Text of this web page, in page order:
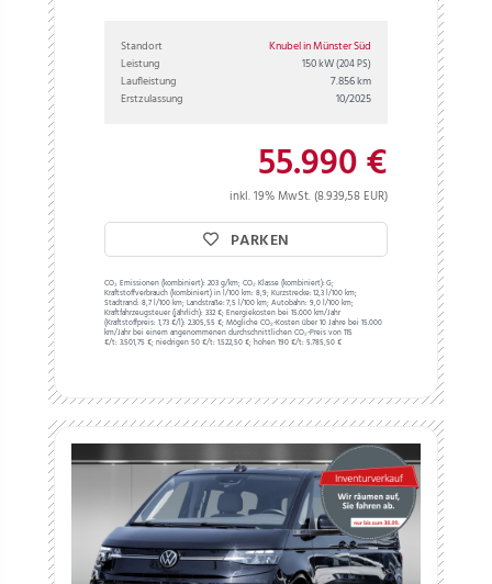
Standort
Knubel in Münster Süd
Leistung
150 kW(204 PS)
Laufleistung
7.856 km
Erstzulassung
10/2025
55.990 €
inkl. 19% MwSt. (8.939,58 EUR)
PARKEN
CO₂ Emissionen (kombiniert): 203 g/km;CO₂ Klasse (kombiniert): G;
Kraftstoffverbrauch (kombiniert) in l/100 km: 8,9;Kurzstrecke: 12,3 l/100 km;
Stadtrand: 8,7 l/100 km;Landstraße: 7,5 l/100 km;Autobahn: 9,0 l/100 km;
Kraftfahrzeugsteuer (jährlich): 332 €;Energiekosten bei 15.000 km/Jahr
(Kraftstoffpreis: 1,73€/l): 2.305,55 €;Mögliche CO₂-Kosten über 10 Jahre bei 15.000
km/Jahr bei einem angenommenen durchschnittlichen CO₂-Preis von 115
€/t: 3.501,75 €; niedrigen 50 €/t: 1.522,50 €; hohen 190 €/t: 5.785,50 €